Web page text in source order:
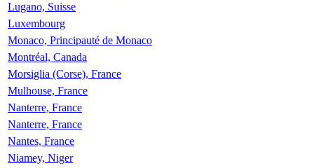
Lugano, Suisse
Luxembourg
Monaco, Principauté de Monaco
Montréal, Canada
Morsiglia (Corse), France
Mulhouse, France
Nanterre, France
Nanterre, France
Nantes, France
Niamey, Niger